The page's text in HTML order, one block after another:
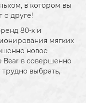
в котором вы
о друге!
80-х и
мягких
новое
в совершенно
трудно выбрать,